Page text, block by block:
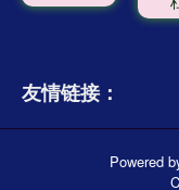
友情链接：
Powered